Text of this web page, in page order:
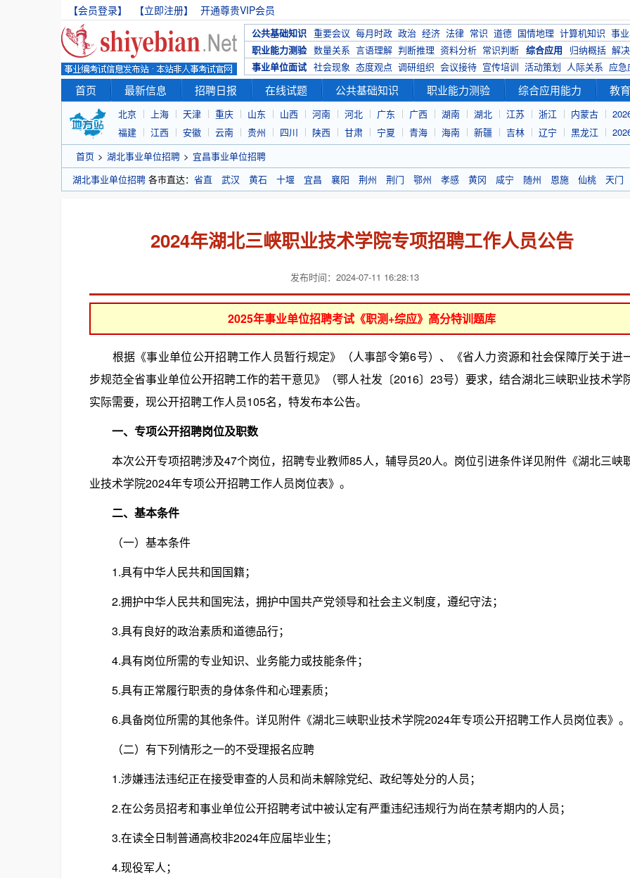
【会员登录】 【立即注册】 开通尊贵VIP会员
公共基础知识 重要会议 每月时政 政治 经济 法律 常识 道德 国情地理 计算机知识 事
职业能力测验 数量关系 言语理解 判断推理 资料分析 常识判断 综合应用 归纳概括 解
事业单位面试 社会现象 态度观点 调研组织 会议接待 宣传培训 活动策划 人际关系 应急
首页 最新信息 招聘日报 在线试题 公共基础知识 职业能力测验 综合应用能力 教
北京 上海 天津 重庆 山东 山西 河南 河北 广东 广西 湖南 湖北 江苏 浙江 内蒙古
福建
江西 安徽 云南 贵州 四川 陕西 甘肃 宁夏 青海 海南 新疆 吉林 辽宁 黑龙江
首页 > 湖北事业单位招聘 > 宜昌事业单位招聘
湖北事业单位招聘 各市直达： 省直 武汉 黄石 十堰 宜昌 襄阳 荆州 荆门 鄂州 孝感 黄冈 咸宁 随州 恩施 仙桃 天门
2024年湖北三峡职业技术学院专项招聘工作人员公告
发布时间：2024-07-11 16:28:13
2025年事业单位招聘考试《职测+综应》高分特训题库
根据《事业单位公开招聘工作人员暂行规定》（人事部令第6号）、《省人力资源和社会保障厅关于进
步规范全省事业单位公开招聘工作的若干意见》（鄂人社发〔2016〕23号）要求，结合湖北三峡职业技术学
实际需要，现公开招聘工作人员105名，特发布本公告。
一、专项公开招聘岗位及职数
本次公开专项招聘涉及47个岗位，招聘专业教师85人，辅导员20人。岗位引进条件详见附件《湖北三峡
业技术学院2024年专项公开招聘工作人员岗位表》。
二、基本条件
（一）基本条件
1.具有中华人民共和国国籍；
2.拥护中华人民共和国宪法，拥护中国共产党领导和社会主义制度，遵纪守法；
3.具有良好的政治素质和道德品行；
4.具有岗位所需的专业知识、业务能力或技能条件；
5.具有正常履行职责的身体条件和心理素质；
6.具备岗位所需的其他条件。详见附件《湖北三峡职业技术学院2024年专项公开招聘工作人员岗位表》。
（二）有下列情形之一的不受理报名应聘
1.涉嫌违法违纪正在接受审查的人员和尚未解除党纪、政纪等处分的人员；
2.在公务员招考和事业单位公开招聘考试中被认定有严重违纪违规行为尚在禁考期内的人员；
3.在读全日制普通高校非2024年应届毕业生；
4.现役军人；